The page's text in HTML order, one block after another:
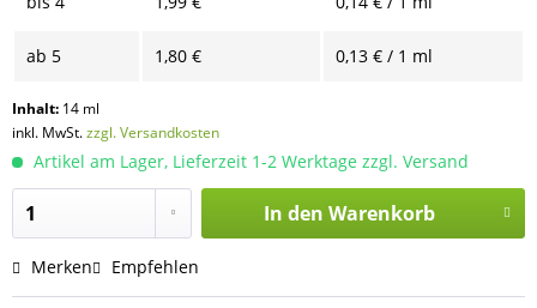
ab 5 1,80 € 0,13 € / 1 ml
Inhalt: 14 ml
inkl. MwSt.zzgl. Versandkosten
Artikel am Lager, Lieferzeit 1-2 Werktage zzgl. Versand
In den Warenkorb
Merken Empfehlen